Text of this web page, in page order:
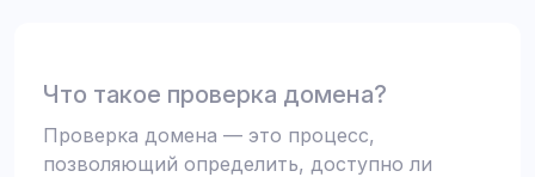
Что такое проверка домена?
Проверка домена — это процесс,
позволяющий определить, доступно ли